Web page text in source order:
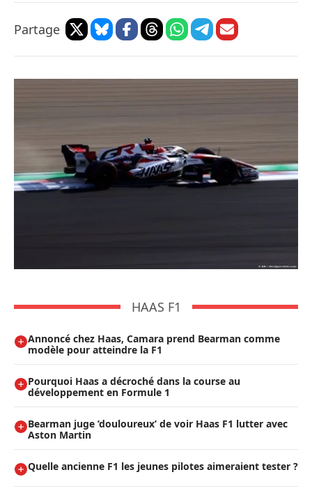
Partage
HAAS F1
Annoncé chez Haas, Camara prend Bearman comme
modèle pour atteindre la F1
Pourquoi Haas a décroché dans la course au
développement en Formule 1
Bearman juge ’douloureux’ de voir Haas F1 lutter avec
Aston Martin
Quelle ancienne F1 les jeunes pilotes aimeraient tester ?